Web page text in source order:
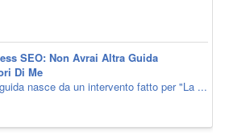
SEO: Non Avrai Altra Guida
Di Me
nasce da un intervento fatto per "La ...